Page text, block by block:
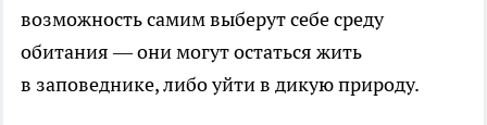
возможность самим выберут себе среду
обитания — они могут остаться жить
в заповеднике, либо уйти в дикую природу.